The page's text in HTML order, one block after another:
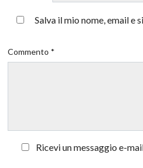
Salva il mio nome, email
Commento *
Ricevi un messaggio e-